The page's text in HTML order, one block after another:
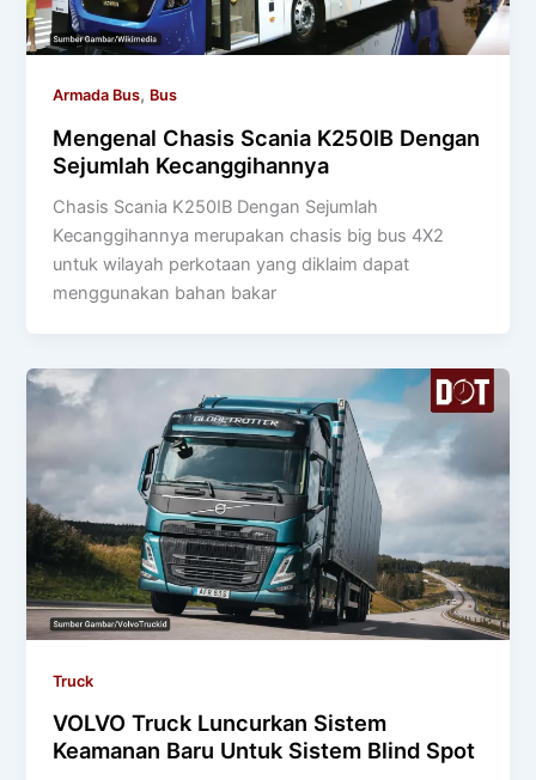
Armada Bus, Bus
Mengenal Chasis Scania K250IB Dengan
Sejumlah Kecanggihannya
Chasis Scania K250IB Dengan Sejumlah
Kecanggihannya merupakan chasis big bus 4X2
untuk wilayah perkotaan yang diklaim dapat
menggunakan bahan bakar
Truck
VOLVO Truck Luncurkan Sistem
Keamanan Baru Untuk Sistem Blind Spot